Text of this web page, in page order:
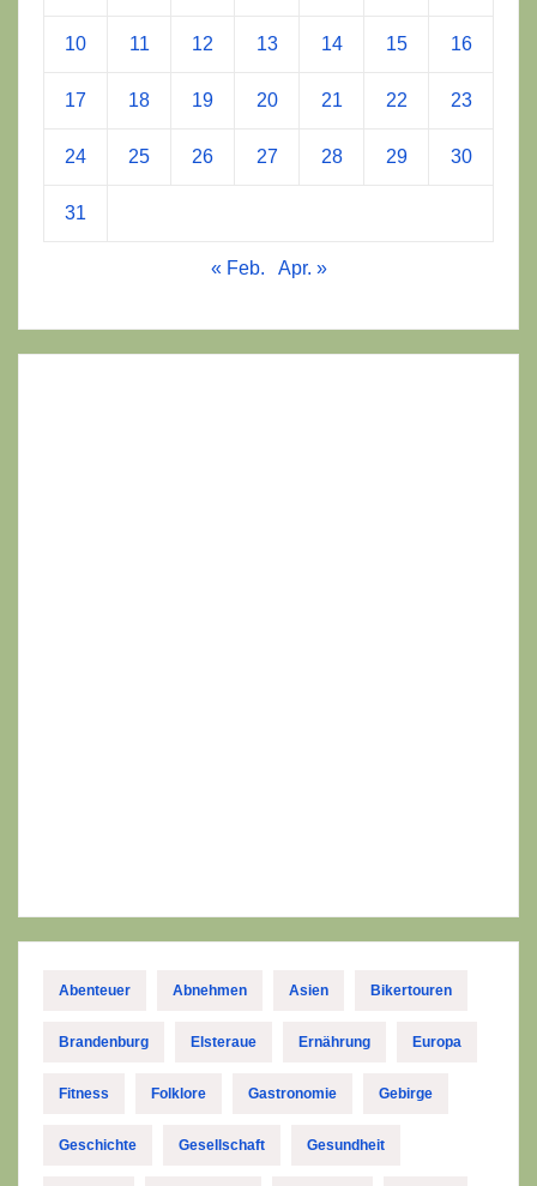
10 11 12 13 14 15 16
17 18 19 20 21 22 23
24 25 26 27 28 29 30
31
« Feb. Apr. »
Abenteuer Abnehmen Asien Bikertouren
Brandenburg Elsteraue Ernährung Europa
Fitness Folklore Gastronomie Gebirge
Geschichte Gesellschaft Gesundheit